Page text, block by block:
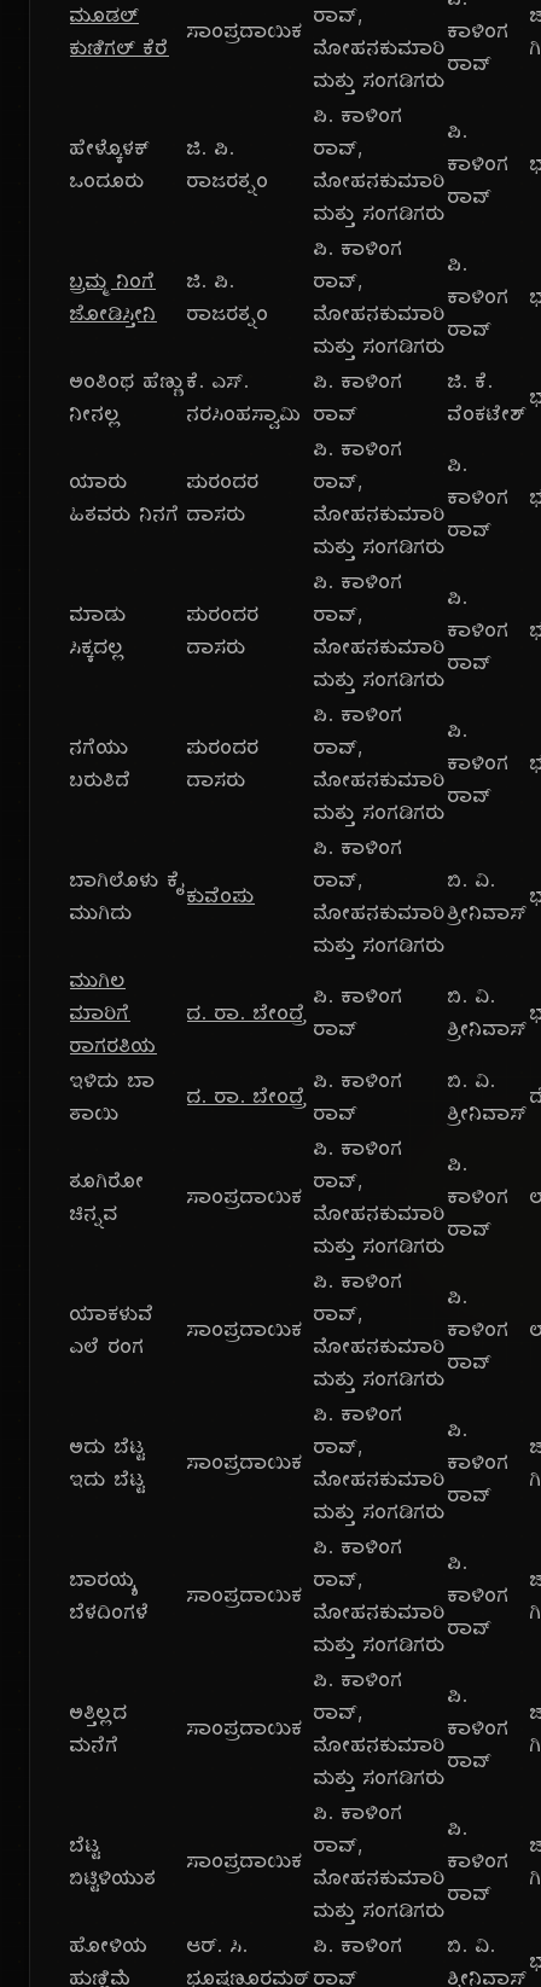
ಮೂಡಲ್
ಕುಣಿಗಲ್ ಕೆರೆ
ಸಾಂಪ್ರದಾಯಿಕ
ರಾವ್,
ಮೋಹನಕುಮಾರಿ
ಮತ್ತು ಸಂಗಡಿಗರು
ಕಾಳಿಂಗ
ರಾವ್
ಹೇಳ್ಕೊಳಕ್
ಒಂದೂರು
ಜಿ. ಪಿ.
ರಾಜರತ್ನಂ
ಪಿ. ಕಾಳಿಂಗ
ರಾವ್,
ಮೋಹನಕುಮಾರಿ
ಮತ್ತು ಸಂಗಡಿಗರು
ಪಿ.
ಕಾಳಿಂಗ
ರಾವ್
ಬ್ರಮ್ಮ ನಿಂಗೆ
ಜೋಡಿಸ್ತೀನಿ
ಜಿ. ಪಿ.
ರಾಜರತ್ನಂ
ಪಿ. ಕಾಳಿಂಗ
ರಾವ್,
ಮೋಹನಕುಮಾರಿ
ಮತ್ತು ಸಂಗಡಿಗರು
ಪಿ.
ಕಾಳಿಂಗ
ರಾವ್
ಅಂತಿಂಥ ಹೆಣ್ಣು
ನೀನಲ್ಲ
ಕೆ. ಎಸ್.
ನರಸಿಂಹಸ್ವಾಮಿ
ಪಿ. ಕಾಳಿಂಗ
ರಾವ್
ಜಿ. ಕೆ.
ವೆಂಕಟೇಶ್
ಯಾರು
ಹಿತವರು ನಿನಗೆ
ಪುರಂದರ
ದಾಸರು
ಪಿ. ಕಾಳಿಂಗ
ರಾವ್,
ಮೋಹನಕುಮಾರಿ
ಮತ್ತು ಸಂಗಡಿಗರು
ಪಿ.
ಕಾಳಿಂಗ
ರಾವ್
ಮಾಡು
ಸಿಕ್ಕದಲ್ಲ
ಪುರಂದರ
ದಾಸರು
ಪಿ. ಕಾಳಿಂಗ
ರಾವ್,
ಮೋಹನಕುಮಾರಿ
ಮತ್ತು ಸಂಗಡಿಗರು
ಪಿ.
ಕಾಳಿಂಗ
ರಾವ್
ನಗೆಯು
ಬರುತಿದೆ
ಪುರಂದರ
ದಾಸರು
ಪಿ. ಕಾಳಿಂಗ
ರಾವ್,
ಮೋಹನಕುಮಾರಿ
ಮತ್ತು ಸಂಗಡಿಗರು
ಪಿ.
ಕಾಳಿಂಗ
ರಾವ್
ಬಾಗಿಲೊಳು ಕೈ
ಮುಗಿದು
ಕುವೆಂಪು
ಪಿ. ಕಾಳಿಂಗ
ರಾವ್,
ಮೋಹನಕುಮಾರಿ
ಮತ್ತು ಸಂಗಡಿಗರು
ಬಿ. ವಿ.
ಶ್ರೀನಿವಾಸ್
ಮುಗಿಲ
ಮಾರಿಗೆ
ರಾಗರತಿಯ
ದ. ರಾ. ಬೇಂದ್ರೆ
ಪಿ. ಕಾಳಿಂಗ
ರಾವ್
ಬಿ. ವಿ.
ಶ್ರೀನಿವಾಸ್
ಇಳಿದು ಬಾ
ತಾಯಿ
ದ. ರಾ. ಬೇಂದ್ರೆ
ಪಿ. ಕಾಳಿಂಗ
ರಾವ್
ಬಿ. ವಿ.
ಶ್ರೀನಿವಾಸ್
ತೂಗಿರೋ
ಚಿನ್ನವ
ಸಾಂಪ್ರದಾಯಿಕ
ಪಿ. ಕಾಳಿಂಗ
ರಾವ್,
ಮೋಹನಕುಮಾರಿ
ಮತ್ತು ಸಂಗಡಿಗರು
ಪಿ.
ಕಾಳಿಂಗ
ರಾವ್
ಯಾಕಳುವೆ
ಎಲೆ ರಂಗ
ಸಾಂಪ್ರದಾಯಿಕ
ಪಿ. ಕಾಳಿಂಗ
ರಾವ್,
ಮೋಹನಕುಮಾರಿ
ಮತ್ತು ಸಂಗಡಿಗರು
ಪಿ.
ಕಾಳಿಂಗ
ರಾವ್
ಅದು ಬೆಟ್ಟ
ಇದು ಬೆಟ್ಟ
ಸಾಂಪ್ರದಾಯಿಕ
ಪಿ. ಕಾಳಿಂಗ
ರಾವ್,
ಮೋಹನಕುಮಾರಿ
ಮತ್ತು ಸಂಗಡಿಗರು
ಪಿ.
ಕಾಳಿಂಗ
ರಾವ್
ಬಾರಯ್ಯ
ಬೆಳದಿಂಗಳೆ
ಸಾಂಪ್ರದಾಯಿಕ
ಪಿ. ಕಾಳಿಂಗ
ರಾವ್,
ಮೋಹನಕುಮಾರಿ
ಮತ್ತು ಸಂಗಡಿಗರು
ಪಿ.
ಕಾಳಿಂಗ
ರಾವ್
ಅತ್ತಿಲ್ಲದ
ಮನೆಗೆ
ಸಾಂಪ್ರದಾಯಿಕ
ಪಿ. ಕಾಳಿಂಗ
ರಾವ್,
ಮೋಹನಕುಮಾರಿ
ಮತ್ತು ಸಂಗಡಿಗರು
ಪಿ.
ಕಾಳಿಂಗ
ರಾವ್
ಬೆಟ್ಟ
ಬಿಟ್ಟಿಳಿಯುತ
ಸಾಂಪ್ರದಾಯಿಕ
ಪಿ. ಕಾಳಿಂಗ
ರಾವ್,
ಮೋಹನಕುಮಾರಿ
ಮತ್ತು ಸಂಗಡಿಗರು
ಪಿ.
ಕಾಳಿಂಗ
ರಾವ್
ಹೋಳಿಯ
ಆರ್. ಸಿ.
ಪಿ. ಕಾಳಿಂಗ
ಬಿ. ವಿ.